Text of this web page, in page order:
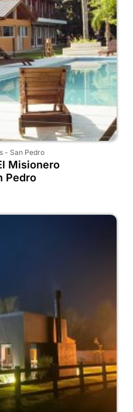
- San Pedro
Misionero
Pedro